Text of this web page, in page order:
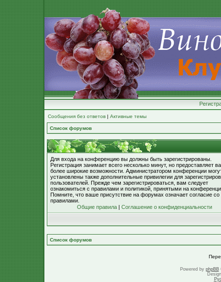
Сообщения без ответов | Активные темы
Список форумов
Для входа на конференцию вы должны быть зарегистрированы.
Регистрация занимает всего несколько минут, но предоставляет
более широкие возможности. Администратором конференции
установлены также дополнительные привилегии для
пользователей. Прежде чем зарегистрироваться, вам следует
ознакомиться с правилами и политикой, принятыми на
Помните, что ваше присутствие на форумах означает согласие со
правилами.
Общие правила | Соглашение о конфиденциальности
Список форумов
Powered by phpBB